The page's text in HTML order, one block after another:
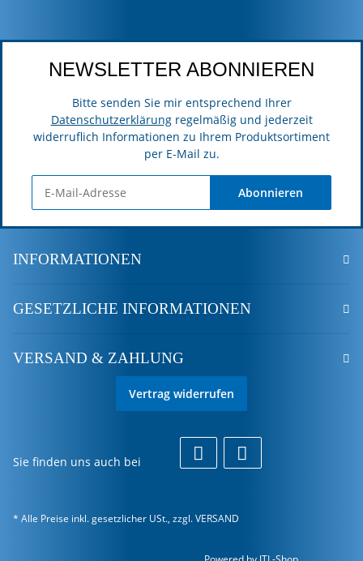
NEWSLETTER ABONNIEREN
Bitte senden Sie mir entsprechend Ihrer
Datenschutzerklärungregelmäßig und jederzeit
widerruflich Informationen zu Ihrem Produktsortiment
per E-Mail zu.
Abonnieren
INFORMATIONEN
GESETZLICHE INFORMATIONEN
VERSAND & ZAHLUNG
Vertrag widerrufen
Sie finden uns auch bei
* Alle Preise inkl. gesetzlicher USt., zzgl.VERSAND